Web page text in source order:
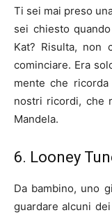
Ti sei mai preso
sei chiesto
Kat? Risulta, non
cominciare. Era
mente che
nostri ricordi, che
Mandela.
6. Looney
Da bambino, uno
guardare alcuni